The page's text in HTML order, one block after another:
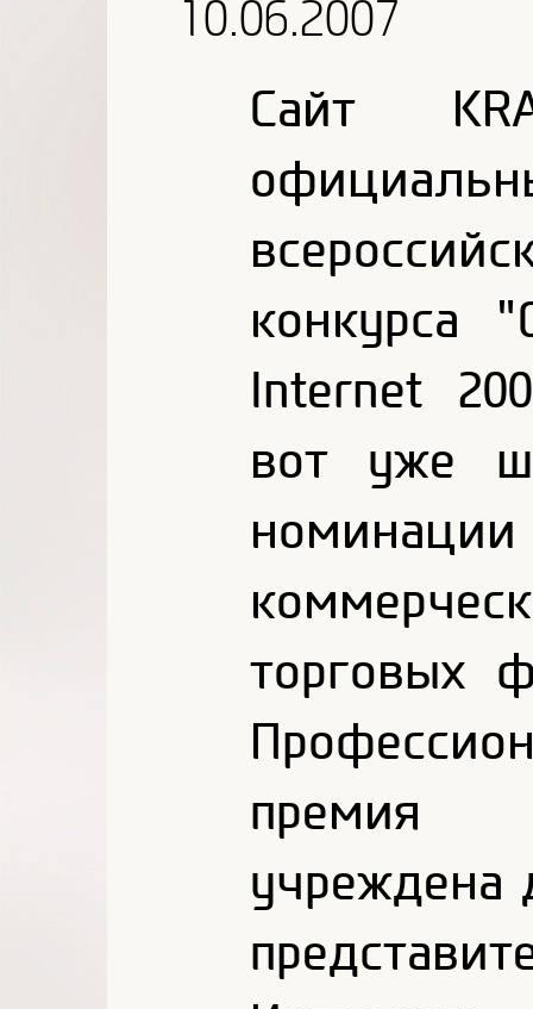
10.06.2007
Сайт
конкурса
Internet
вот уже
торговых
премия
учреждена